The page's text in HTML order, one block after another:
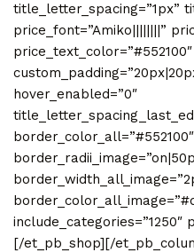
title_letter_spacing=”1px”
price_font=”Amiko||||||||”
hover_enabled=”0″
border_color_all=”#552100″
include_categories=”1250″
[/et_pb_shop][/